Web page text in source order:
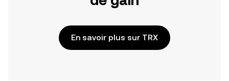
En savoir plus sur TRX